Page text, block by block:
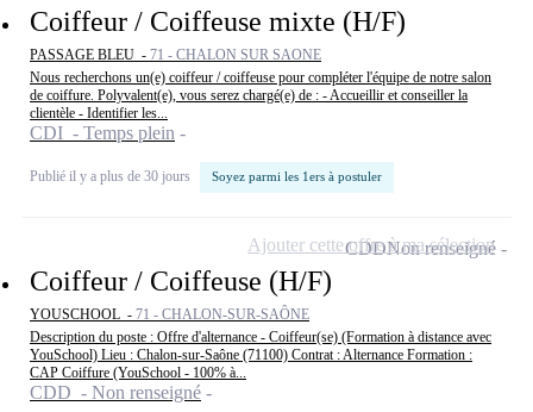
Coiffeur / Coiffeuse mixte (H/F)
PASSAGE BLEU - 71 - CHALON SUR SAONE
Nous recherchons un(e) coiffeur / coiffeuse pour compléter l'équipe de notre salon
de coiffure. Polyvalent(e), vous serez chargé(e) de : - Accueillir et conseiller la
clientèle - Identifier les...
CDI - Temps plein
Publié il y a plus de 30 jours Soyez parmi les 1ers à postuler
Coiffeur / Coiffeuse (H/F)
YOUSCHOOL - 71 - CHALON-SUR-SAÔNE
Description du poste : Offre d'alternance - Coiffeur(se) (Formation à distance avec
YouSchool) Lieu : Chalon-sur-Saône (71100) Contrat : Alternance Formation :
CAP Coiffure (YouSchool - 100% à...
CDD - Non renseigné
CDDNon renseigné
Ajouter cette offre à ma sélection